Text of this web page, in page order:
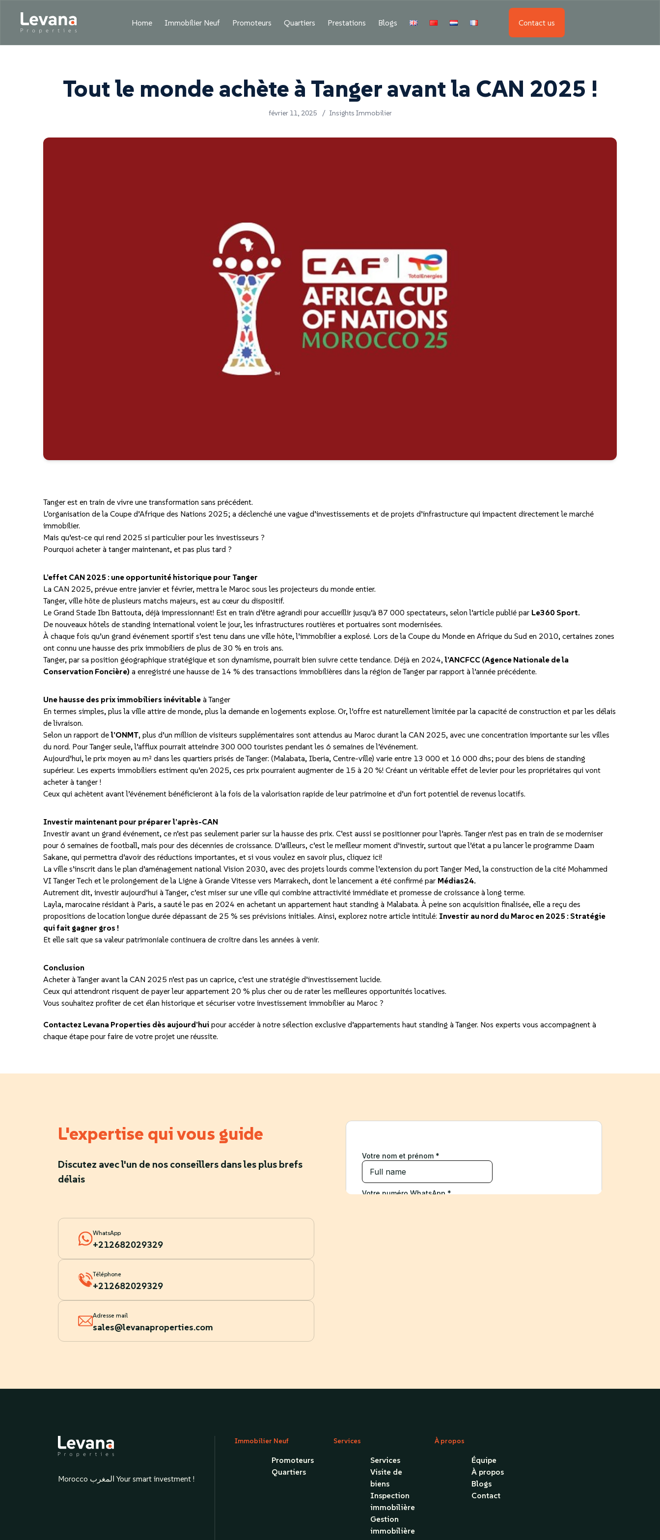
Home Immobilier Neuf Promoteurs Quartiers Prestations Blogs Contact us
Tout le monde achète à Tanger avant la CAN 2025 !
février 11, 2025 / Insights Immobilier
Tanger est en train de vivre une transformation sans précédent.
L’organisation de la Coupe d’Afrique des Nations 2025; a déclenché une vague d’investissements et de projets d’infrastructure qui impactent directement le marché
immobilier.
Mais qu’est-ce qui rend 2025 si particulier pour les investisseurs ?
Pourquoi acheter à tanger maintenant, et pas plus tard ?
L’effet CAN 2025 : une opportunité historique pour Tanger
La CAN 2025, prévue entre janvier et février, mettra le Maroc sous les projecteurs du monde entier.
Tanger, ville hôte de plusieurs matchs majeurs, est au cœur du dispositif.
Le Grand Stade Ibn Battouta, déjà impressionnant! Est en train d’être agrandi pour accueillir jusqu’à 87 000 spectateurs, selon l’article publié par Le360 Sport.
De nouveaux hôtels de standing international voient le jour, les infrastructures routières et portuaires sont modernisées.
À chaque fois qu’un grand événement sportif s’est tenu dans une ville hôte, l’immobilier a explosé. Lors de la Coupe du Monde en Afrique du Sud en 2010, certaines zones
ont connu une hausse des prix immobiliers de plus de 30 % en trois ans.
Tanger, par sa position géographique stratégique et son dynamisme, pourrait bien suivre cette tendance. Déjà en 2024,l’ANCFCC (Agence Nationale de la
Conservation Foncière) a enregistré une hausse de 14 % des transactions immobilières dans la région de Tanger par rapport à l’année précédente.
Une hausse des prix immobiliers inévitable à Tanger
En termes simples, plus la ville attire de monde, plus la demande en logements explose. Or, l’offre est naturellement limitée par la capacité de construction et par les délais
de livraison.
Selon un rapport del’ONMT, plus d’un million de visiteurs supplémentaires sont attendus au Maroc durant la CAN 2025, avec une concentration importante sur les villes
du nord. Pour Tanger seule, l’afflux pourrait atteindre 300 000 touristes pendant les 6 semaines de l’événement.
Aujourd’hui, le prix moyen au m² dans les quartiers prisés de Tanger: (Malabata, Iberia, Centre-ville) varie entre 13 000 et 16 000 dhs; pour des biens de standing
supérieur. Les experts immobiliers estiment qu’en 2025, ces prix pourraient augmenter de 15 à 20 %! Créant un véritable effet de levier pour les propriétaires qui vont
acheter à tanger !
Ceux qui achètent avant l’événement bénéficieront à la fois de la valorisation rapide de leur patrimoine et d’un fort potentiel de revenus locatifs.
Investir maintenant pour préparer l’après-CAN
Investir avant un grand événement, ce n’est pas seulement parier sur la hausse des prix. C’est aussi se positionner pour l’après. Tanger n’est pas en train de se moderniser
pour 6 semaines de football, mais pour des décennies de croissance. D’ailleurs, c’est le meilleur moment d’investir, surtout que l’état a pu lancer le programme Daam
Sakane, qui permettra d’avoir des réductions importantes, et si vous voulez en savoir plus, cliquez ici!
La ville s’inscrit dans le plan d’aménagement national Vision 2030, avec des projets lourds comme l’extension du port Tanger Med, la construction de la cité Mohammed
VI Tanger Tech et le prolongement de la Ligne à Grande Vitesse vers Marrakech, dont le lancement a été confirmé par Médias24.
Autrement dit, investir aujourd’hui à Tanger, c’est miser sur une ville qui combine attractivité immédiate et promesse de croissance à long terme.
Layla, marocaine résidant à Paris, a sauté le pas en 2024 en achetant un appartement haut standing à Malabata. À peine son acquisition finalisée, elle a reçu des
propositions de location longue durée dépassant de 25 % ses prévisions initiales. Ainsi, explorez notre article intitulé: Investir au nord du Maroc en 2025 : Stratégie
qui fait gagner gros !
Et elle sait que sa valeur patrimoniale continuera de croître dans les années à venir.
Conclusion
Acheter à Tanger avant la CAN 2025 n’est pas un caprice, c’est une stratégie d’investissement lucide.
Ceux qui attendront risquent de payer leur appartement 20 % plus cher ou de rater les meilleures opportunités locatives.
Vous souhaitez profiter de cet élan historique et sécuriser votre investissement immobilier au Maroc ?
Contactez Levana Properties dès aujourd’hui pour accéder à notre sélection exclusive d’appartements haut standing à Tanger. Nos experts vous accompagnent à
chaque étape pour faire de votre projet une réussite.
L'expertise qui vous guide
Discutez avec l'un de nos conseillers dans les plus brefs
délais
WhatsApp
+212682029329
Téléphone
+212682029329
Adresse mail
sales@levanaproperties.com
Morocco المغرب Your smart investment !
Immobilier Neuf
Promoteurs
Quartiers
Services
Services
Visite de
biens
Inspection
immobilière
Gestion
immobilière
À propos
Équipe
À propos
Blogs
Contact